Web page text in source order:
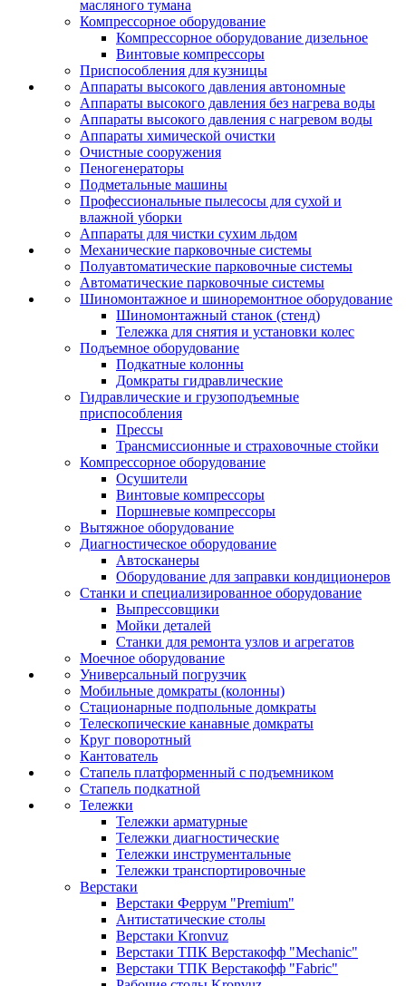
масляного тумана
Компрессорное оборудование
Компрессорное оборудование дизельное
Винтовые компрессоры
Приспособления для кузницы
Аппараты высокого давления автономные
Аппараты высокого давления без нагрева воды
Аппараты высокого давления с нагревом воды
Аппараты химической очистки
Очистные сооружения
Пеногенераторы
Подметальные машины
Профессиональные пылесосы для сухой и
влажной уборки
Аппараты для чистки сухим льдом
Механические парковочные системы
Полуавтоматические парковочные системы
Автоматические парковочные системы
Шиномонтажное и шиноремонтное оборудование
Шиномонтажный станок (стенд)
Тележка для снятия и установки колес
Подъемное оборудование
Подкатные колонны
Домкраты гидравлические
Гидравлические и грузоподъемные
приспособления
Прессы
Трансмиссионные и страховочные стойки
Компрессорное оборудование
Осушители
Винтовые компрессоры
Поршневые компрессоры
Вытяжное оборудование
Диагностическое оборудование
Автосканеры
Оборудование для заправки кондиционеров
Станки и специализированное оборудование
Выпрессовщики
Мойки деталей
Станки для ремонта узлов и агрегатов
Моечное оборудование
Универсальный погрузчик
Мобильные домкраты (колонны)
Стационарные подпольные домкраты
Телескопические канавные домкраты
Круг поворотный
Кантователь
Стапель платформенный с подъемником
Стапель подкатной
Тележки
Тележки арматурные
Тележки диагностические
Тележки инструментальные
Тележки транспортировочные
Верстаки
Верстаки Феррум "Premium"
Антистатические столы
Верстаки Kronvuz
Верстаки ТПК Верстакофф "Mechanic"
Верстаки ТПК Верстакофф "Fabric"